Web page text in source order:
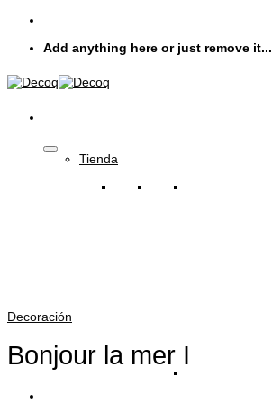
Skip
contentAdd anything here or just remove it...
Tienda
Decoración
Bonjour la mer I